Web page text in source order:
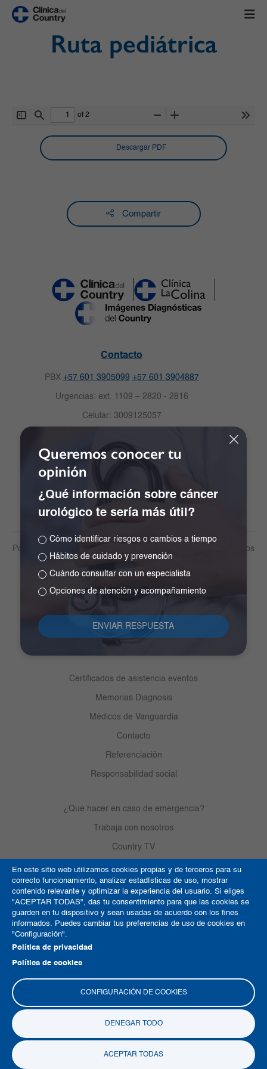
Ruta pediátrica
ToggleFind
of 2
Zoom
Descargar PDF
Compartir
En este sitio web utilizamos cookies propias y de terceros para su
correcto funcionamiento, analizar estadísticas de uso, mostrar
contenido relevante y optimizar la experiencia del usuario. Si eliges
"ACEPTAR TODAS", das tu consentimiento para que las cookies se
guarden en tu dispositivo y sean usadas de acuerdo con los fines
informados. Puedes cambiar tus preferencias de uso de cookies en
"Configuración".
Política de privacidad
Política de cookies
CONFIGURACIÓN DE COOKIES
DENEGAR TODO
ACEPTAR TODAS
Queremos conocer tu
opinión
¿Qué información sobre cáncer
urológico te sería más útil?
Cómo identificar riesgos o cambios a tiempo
Hábitos de cuidado y prevención
Cuándo consultar con un especialista
Opciones de atención y acompañamiento
Contacto
PBX +57 601 3905099 +57 601 3904887
Urgencias: ext. 1109 – 2820 - 2816
Celular: 3009125057
Carrera 16 No.82-57. Bogotá, Colombia.
Notificaciones Judiciales:
Política de tratamiento de datos personales y otros lineamientos
Derechos y deberes del paciente
Medios de pago
Centro de ayuda ética y cumplimiento
Certificados de asistencia eventos
Memorias Diagnosis
Médicos de Vanguardia
Contacto
Referenciación
Responsabilidad social
¿Qué hacer en caso de emergencia?
Trabaja con nosotros
Country TV
Política de Cookies
Términos y condiciones
Derechos de autor
Copyright © 2026 Clínica del Country